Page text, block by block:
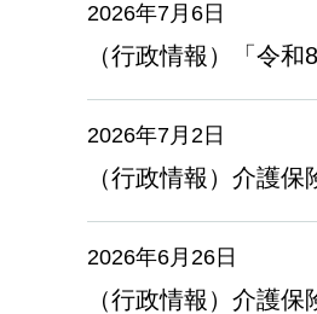
2026年7月6日
（行政情報）「令
2026年7月2日
（行政情報）介護
2026年6月26日
（行政情報）介護